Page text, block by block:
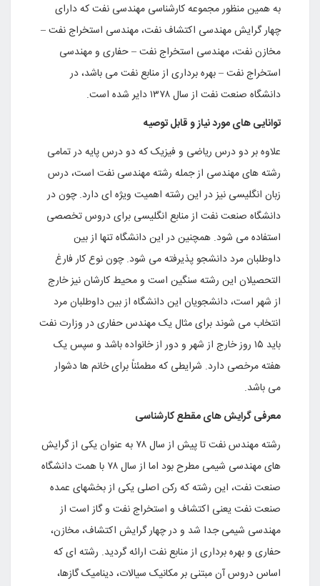
به همین منظور مجموعه کارشناسی مهندسی نفت که دارای
چهار گرایش مهندسی اکتشاف نفت، مهندسی استخراج نفت –
مخازن نفت، مهندسی استخراج نفت – حفاری و مهندسی
استخراج نفت – بهره برداری از منابع نفت می باشد، در
دانشگاه صنعت نفت از سال ۱۳۷۸ دایر شده است.
توانایی های مورد نیاز و قابل توصیه
علاوه بر دو درس ریاضی و فیزیک که دو درس پایه در تمامی
رشته های مهندسی از جمله رشته مهندسی نفت است، درس
زبان انگلیسی نیز در این رشته اهمیت ویژه ای دارد. چون در
دانشگاه صنعت نفت از منابع انگلیسی برای دروس تخصصی
استفاده می شود. همچنین در این دانشگاه تنها از بین
داوطلبان مرد دانشجو پذیرفته می شود. چون نوع کار فارغ
التحصیلان این رشته سنگین است و محیط کارشان نیز خارج
از شهر است، دانشجویان این دانشگاه از بین داوطلبان مرد
انتخاب می شوند برای مثال یک مهندس حفاری در وزارت نفت
باید ۱۵ روز خارج از شهر و دور از خانواده باشد و سپس یک
هفته مرخصی دارد. شرایطی که مطمئناً برای خانم ها دشوار
می باشد.
معرفی گرایش های مقطع کارشناسی
رشته مهندس نفت تا پیش از سال ۷۸ به عنوان یکی از گرایش
های مهندسی شیمی مطرح بود اما از سال ۷۸ با همت دانشگاه
صنعت نفت، این رشته که رکن اصلی یکی از بخشهای عمده
صنعت نفت یعنی اکتشاف و استخراج نفت و گاز است از
مهندسی شیمی جدا شد و در چهار گرایش اکتشاف، مخازن،
حفاری و بهره برداری از منابع نفت ارائه گردید. رشته ای که
اساس دروس آن مبتنی بر مکانیک سیالات، دینامیک گازها،